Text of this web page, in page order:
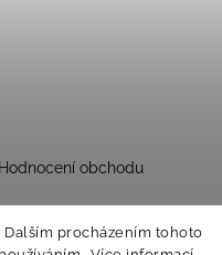
procházením tohoto
Hodnocení obchodu